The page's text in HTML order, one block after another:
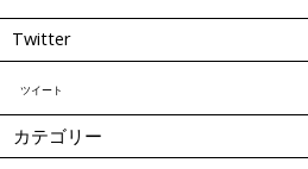
Twitter
ツイート
カテゴリー